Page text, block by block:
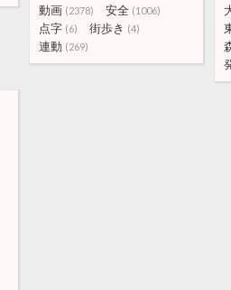
動画 (2378) 安全 (1006)
点字 (6) 街歩き (4)
連動 (269)